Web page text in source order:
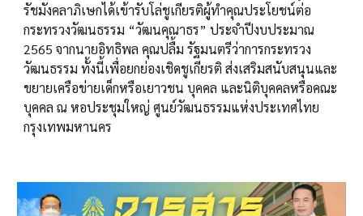
รัชมังคลาภิเษกได้เข้ารับโล่ชูเกียรติผู้ทำคุณประโยชน์ต่อ
กระทรวงวัฒนธรรม “วัฒนคุณาธร” ประจำปีงบประมาณ
2565 จากนายอิทธิพล คุณปลื้ม รัฐมนตรีว่าการกระทรวง
วัฒนธรรม ทั้งนี้เพื่อยกย่องเชิดชูเกียรติ ส่งเสริมสนับสนุนและ
ขยายเครือข่ายเด็กหรือเยาวชน บุคคล และนิติบุคคลหรือคณะ
บุคคล ณ หอประชุมใหญ่ ศูนย์วัฒนธรรมแห่งประเทศไทย
กรุงเทพมหานคร